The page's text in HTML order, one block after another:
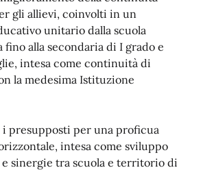
gli allievi, coinvolti in un
unitario dalla scuola
fino alla secondaria di I grado e
intesa come continuità di
la medesima Istituzione
i presupposti per una proficua
intesa come sviluppo
sinergie tra scuola e territorio di